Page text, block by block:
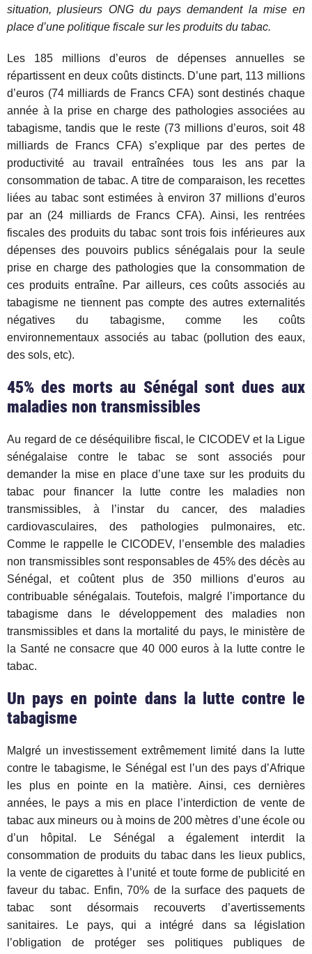
situation, plusieurs ONG du pays demandent la mise en
place d’une politique fiscale sur les produits du tabac.
Les 185 millions d’euros de dépenses annuelles se
répartissent en deux coûts distincts. D’une part, 113 millions
d’euros (74 milliards de Francs CFA) sont destinés chaque
année à la prise en charge des pathologies associées au
tabagisme, tandis que le reste (73 millions d’euros, soit 48
milliards de Francs CFA) s’explique par des pertes de
productivité au travail entraînées tous les ans par la
consommation de tabac. A titre de comparaison, les recettes
liées au tabac sont estimées à environ 37 millions d’euros
par an (24 milliards de Francs CFA). Ainsi, les rentrées
fiscales des produits du tabac sont trois fois inférieures aux
dépenses des pouvoirs publics sénégalais pour la seule
prise en charge des pathologies que la consommation de
ces produits entraîne. Par ailleurs, ces coûts associés au
tabagisme ne tiennent pas compte des autres externalités
négatives du tabagisme, comme les coûts
environnementaux associés au tabac (pollution des eaux,
des sols, etc).
45% des morts au Sénégal sont dues aux
maladies non transmissibles
Au regard de ce déséquilibre fiscal, le CICODEV et la Ligue
sénégalaise contre le tabac se sont associés pour
demander la mise en place d’une taxe sur les produits du
tabac pour financer la lutte contre les maladies non
transmissibles, à l’instar du cancer, des maladies
cardiovasculaires, des pathologies pulmonaires, etc.
Comme le rappelle le CICODEV, l’ensemble des maladies
non transmissibles sont responsables de 45% des décès au
Sénégal, et coûtent plus de 350 millions d’euros au
contribuable sénégalais. Toutefois, malgré l’importance du
tabagisme dans le développement des maladies non
transmissibles et dans la mortalité du pays, le ministère de
la Santéne consacre que 40 000 euros à la lutte contre le
tabac.
Un pays en pointe dans la lutte contre le
tabagisme
Malgré un investissement extrêmement limité dans la lutte
contre le tabagisme, le Sénégal est l’un des pays d’Afrique
les plus en pointe en la matière. Ainsi, ces dernières
années, le pays a mis en place l’interdiction de vente de
tabac aux mineurs ou à moins de 200 mètres d’une école ou
d’un hôpital. Le Sénégal a également interdit la
consommation de produits du tabac dans les lieux publics,
la vente de cigarettes à l’unité et toute forme de publicité en
faveur du tabac. Enfin, 70% de la surface des paquets de
tabac sont désormais recouverts d’avertissements
sanitaires. Le pays, qui a intégré dans sa législation
l’obligation de protéger ses politiques publiques de